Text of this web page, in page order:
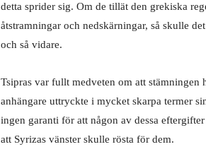
detta sprider sig. Om de tillät den grekiska
åtstramningar och nedskärningar, så skulle
och så vidare.
Tsipras var fullt medveten om att
anhängare uttryckte i mycket skarpa termer
ingen garanti för att någon av dessa
att Syrizas vänster skulle rösta för dem.